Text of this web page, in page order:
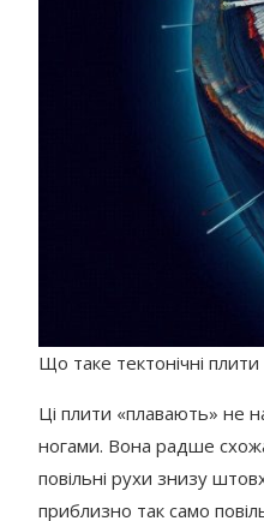
Що таке тектонічні плити
Ці плити «плавають» не
ногами. Вона радше
повільні рухи знизу
приблизно так само